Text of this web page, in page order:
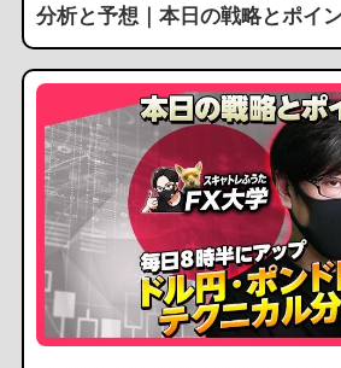
分析と予想｜本日の戦略とポイ